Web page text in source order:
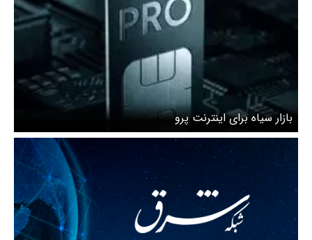
بازار سیاه برای اینترنت پرو